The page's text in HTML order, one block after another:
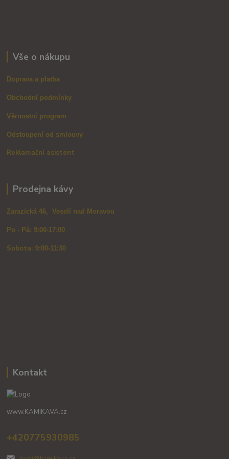
Vše o nákupu
Doprava a platba
Obchodní podmínky
Věrnostní program
Odstoupení od smlouvy
Reklamační asistent
Prodejna kávy
Zarazická 46, Veselí nad Moravou
Po - Pá: 9:00-17:00
Sobota: 9:00-11:30
Kontakt
www.KAMIKAVA.cz
+420775930985